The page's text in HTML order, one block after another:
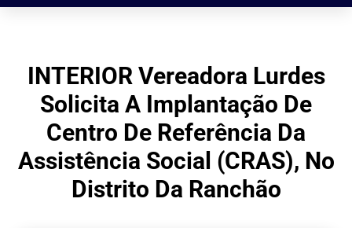
INTERIOR Vereadora Lurdes
Solicita A Implantação De
Centro De Referência Da
Assistência Social (CRAS), No
Distrito Da Ranchão